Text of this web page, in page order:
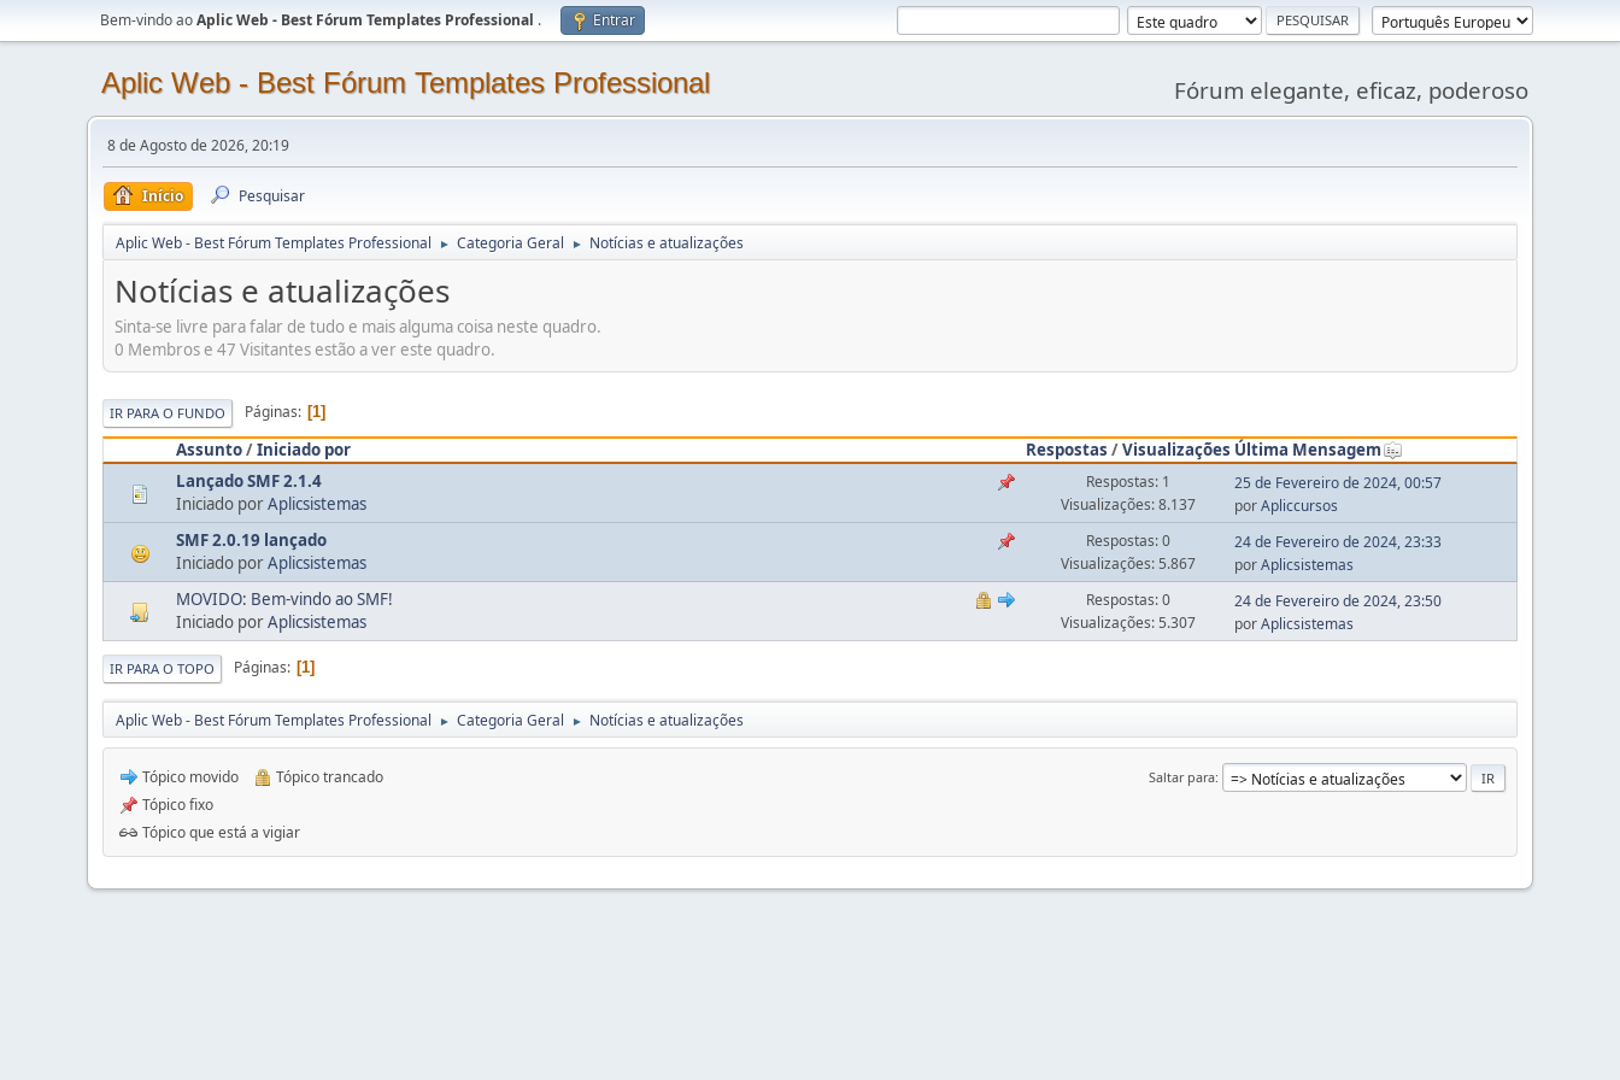
Bem-vindo aoAplic Web - Best Fórum Templates Professional . Entrar
Aplic Web - Best Fórum Templates Professional Fórum elegante, eficaz, poderoso
8 de Agosto de 2026, 20:19
Início Pesquisar
Aplic Web - Best Fórum Templates Professional ► Categoria Geral ► Notícias e atualizações
Notícias e atualizações
Sinta-se livre para falar de tudo e mais alguma coisa neste quadro.
0 Membros e 47 Visitantes estão a ver este quadro.
IR PARA O FUNDO Páginas 1
Assunto/Iniciado por Respostas /Visualizações Última Mensagem
Lançado SMF 2.1.4
Iniciado porAplicsistemas
Respostas: 1
Visualizações: 8.137
25 de Fevereiro de 2024, 00:57
porApliccursos
SMF 2.0.19 lançado
Iniciado porAplicsistemas
Respostas: 0
Visualizações: 5.867
24 de Fevereiro de 2024, 23:33
porAplicsistemas
MOVIDO: Bem-vindo ao SMF!
Iniciado porAplicsistemas
Respostas: 0
Visualizações: 5.307
24 de Fevereiro de 2024, 23:50
porAplicsistemas
IR PARA O TOPO Páginas 1
Aplic Web - Best Fórum Templates Professional ► Categoria Geral ► Notícias e atualizações
Saltar para
Tópico movido
Tópico trancado
Tópico fixo
Tópico que está a vigiar